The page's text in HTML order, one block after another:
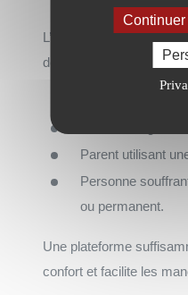
L’équipement doit être
des personnes
Parent utilisant
Personne
ou permanent.
Une plateforme
confort et facilite les